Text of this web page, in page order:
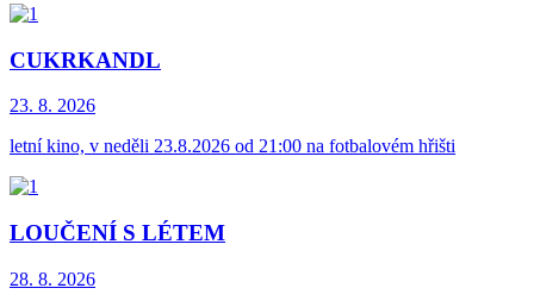
CUKRKANDL
23. 8. 2026
letní kino, v neděli 23.8.2026 od 21:00 na fotbalovém hřišti
LOUČENÍ S LÉTEM
28. 8. 2026